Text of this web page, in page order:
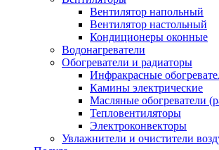
Вентилятор напольный
Вентилятор настольный
Кондиционеры оконные
Водонагреватели
Обогреватели и радиаторы
Инфракрасные
Камины электрические
Масляные обогреватели
Тепловентиляторы
Электроконвекторы
Увлажнители и очистители